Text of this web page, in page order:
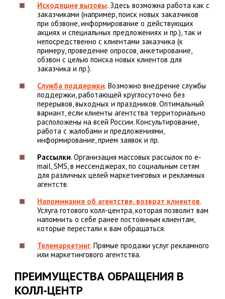
Исходящие вызовы. Здесь возможна работа как с
заказчиками (например, поиск новых заказчиков
при обзвоне, информирование о действующих
акциях и специальных предложениях и пр.), так и
непосредственно с клиентами заказчика (к
примеру, проведение опросов, анкетирование,
обзвон с целью поиска новых клиентов для
заказчика и пр.).
Служба поддержки. Возможно внедрение службы
поддержки, работающей круглосуточно без
перерывов, выходных и праздников. Оптимальный
вариант, если клиенты агентства территориально
расположены на всей России. Консультирование,
работа с жалобами и предложениями,
информирование, прием заявок и пр.
Рассылки. Организация массовых рассылок по e-
mail, SMS, в мессенджерах, по социальным сетям
для различных целей маркетинговых и рекламных
агентств.
Напоминания об агентстве, возврат клиентов.
Услуга готового колл-центра, которая позволит вам
напомнить о себе ранее постоянным клиентам,
которые перестали к вам обращаться.
Телемаркетинг. Прямые продажи услуг рекламного
или маркетингового агентства.
ПРЕИМУЩЕСТВА ОБРАЩЕНИЯ В
КОЛЛ-ЦЕНТР